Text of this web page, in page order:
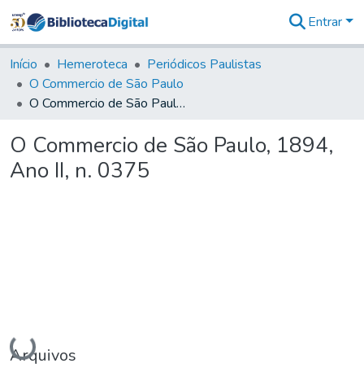
&
Coleções
Tudo na
Biblioteca
Estatísticas
Entrar
Início Hemeroteca
Periódicos Paulistas
O Commercio de São Paulo
O Commercio de São Paulo, 1894, Ano II, n. 0375
O Commercio de São Paulo, 1894,
Ano II, n. 0375
Carregando...
Arquivos